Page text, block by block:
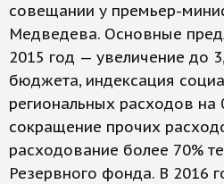
совещании у премьер-
Медведева. Основные
2015 год — увеличение до
бюджета, индексация
региональных расходов на
сокращение прочих
расходование более 70%
Резервного фонда. В 2016